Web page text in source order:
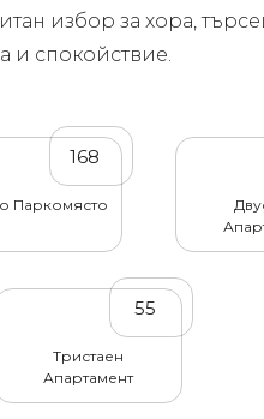
избор за хора,
и спокойствие.
168
Паркомясто
55
Тристаен
Апартамент